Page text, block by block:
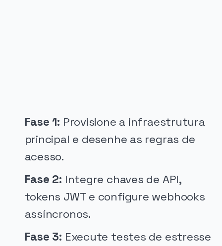
Fase 1: Provisione a infraestrutura
principal e desenhe as regras de
acesso.
Fase 2: Integre chaves de API,
tokens JWT e configure webhooks
assíncronos.
Fase 3: Execute testes de estresse